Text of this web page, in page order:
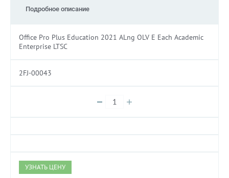
Подробное описание
Office Pro Plus Education 2021 ALng OLV E Each Academic
Enterprise LTSC
2FJ-00043
УЗНАТЬ ЦЕНУ